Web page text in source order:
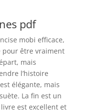
pdf
mobi efficace,
être vraiment
mais
l’histoire
élégante, mais
La fin est un
est excellent et